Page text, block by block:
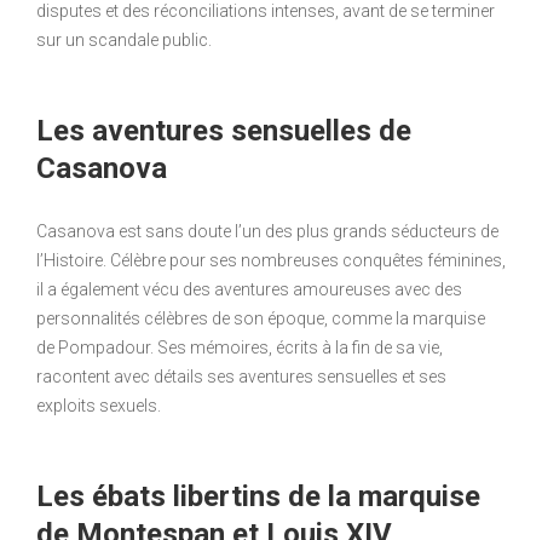
disputes et des réconciliations intenses, avant de se terminer
sur un scandale public.
Les aventures sensuelles de
Casanova
Casanova est sans doute l’un des plus grands séducteurs de
l’Histoire. Célèbre pour ses nombreuses conquêtes féminines,
il a également vécu des aventures amoureuses avec des
personnalités célèbres de son époque, comme la marquise
de Pompadour. Ses mémoires, écrits à la fin de sa vie,
racontent avec détails ses aventures sensuelles et ses
exploits sexuels.
Les ébats libertins de la marquise